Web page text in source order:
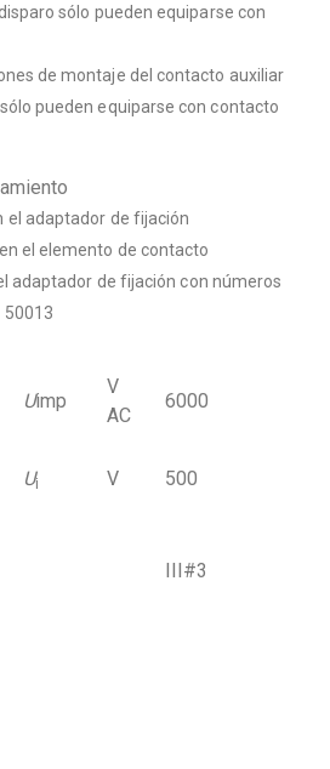
sólo pueden equiparse con
de montaje del contacto auxiliar
pueden equiparse con contacto
el adaptador de fijación
el elemento de contacto
adaptador de fijación con números
50013
Uimp
V
AC
6000
Ui V 500
III#3